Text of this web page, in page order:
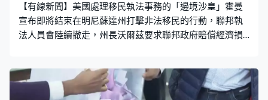
【有線新聞】美國處理移民執法事務的「邊境沙皇」霍曼
宣布即將結束在明尼蘇達州打擊非法移民的行動，聯邦執
法人員會陸續撤走，州長沃爾茲要求聯邦政府賠償經濟損
行動。但上月先後有兩人在執法行動中被擊斃惹起公憤，
觸發全國示威浪潮。總統特朗普指派「邊境沙皇」霍曼到